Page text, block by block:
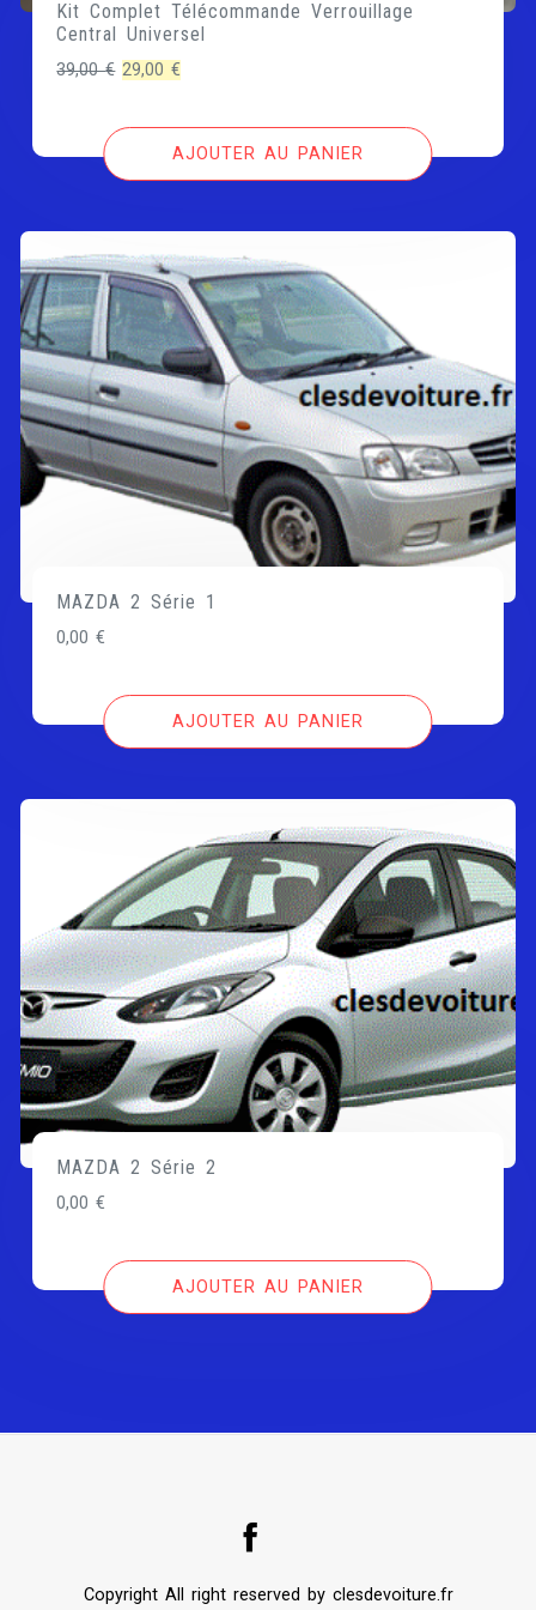
Kit Complet Télécommande Verrouillage
Central Universel
39,00€ Le
initial
29,00€
actuel
est :
AJOUTER AU PANIER
MAZDA 2 Série 1
0,00€
AJOUTER AU PANIER
MAZDA 2 Série 2
0,00€
AJOUTER AU PANIER
Copyright All right reserved by clesdevoiture.fr